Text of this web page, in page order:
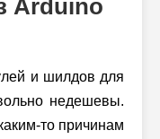
Arduino
и шилдов для
недешевы.
то причинам